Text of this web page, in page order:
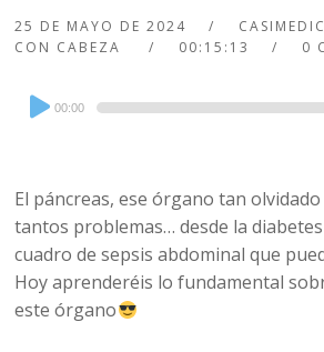
25 DE MAYO DE 2024
CON CABEZA
00:15:13 0
Audio
Player
00:00
El páncreas, ese órgano tan
tantos problemas… desde la
cuadro de sepsis abdominal que
Hoy aprenderéis lo fundamental
este órgano